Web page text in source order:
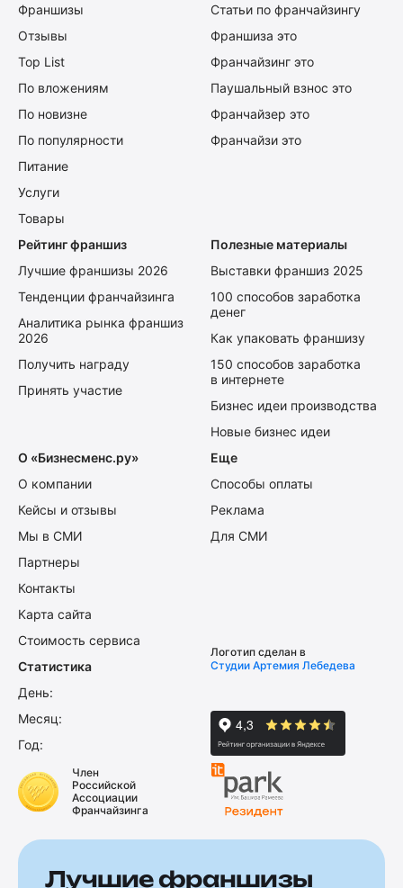
Франшизы
Отзывы
Top List
По вложениям
По новизне
По популярности
Питание
Услуги
Товары
Статьи по франчайзингу
Франшиза это
Франчайзинг это
Паушальный взнос это
Франчайзер это
Франчайзи это
Рейтинг франшиз
Лучшие франшизы 2026
Тенденции франчайзинга
Аналитика рынка франшиз
2026
Получить награду
Принять участие
Полезные материалы
Выставки франшиз 2025
100 способов заработка
денег
Как упаковать франшизу
150 способов заработка
в интернете
Бизнес идеи производства
Новые бизнес идеи
О «Бизнесменс.ру»
О компании
Кейсы и отзывы
Мы в СМИ
Партнеры
Контакты
Карта сайта
Стоимость сервиса
Еще
Способы оплаты
Реклама
Для СМИ
Статистика
День:
Месяц:
Год:
Логотип сделан в
Студии Артемия Лебедева
Член
Российской
Ассоциации
Франчайзинга
Лучшие франшизы